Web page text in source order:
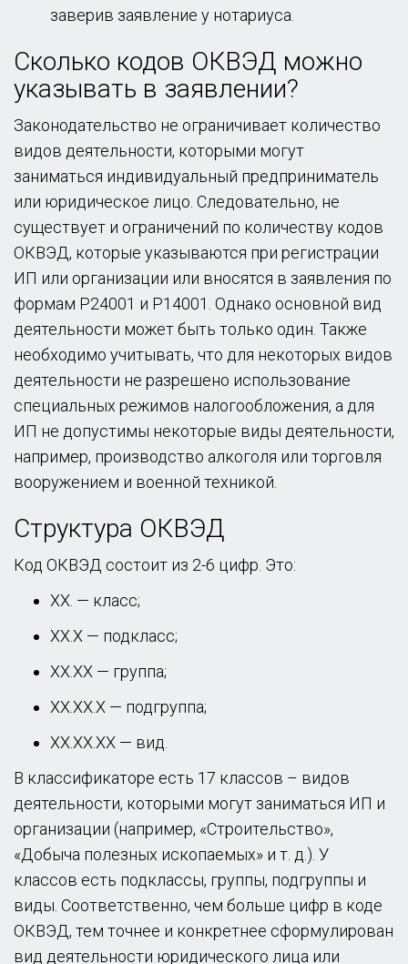
заверив заявление у нотариуса.
Сколько кодов ОКВЭД можно
указывать в заявлении?
Законодательство не ограничивает количество
видов деятельности, которыми могут
заниматься индивидуальный предприниматель
или юридическое лицо. Следовательно, не
существует и ограничений по количеству кодов
ОКВЭД, которые указываются при регистрации
ИП или организации или вносятся в заявления по
формам Р24001 и Р14001. Однако основной вид
деятельности может быть только один. Также
необходимо учитывать, что для некоторых видов
деятельности не разрешено использование
специальных режимов налогообложения, а для
ИП не допустимы некоторые виды деятельности,
например, производство алкоголя или торговля
вооружением и военной техникой.
Структура ОКВЭД
Код ОКВЭД состоит из 2-6 цифр. Это:
XX. — класс;
ХХ.Х — подкласс;
ХХ.ХХ — группа;
ХХ.ХХ.Х — подгруппа;
ХХ.ХХ.ХХ — вид.
В классификаторе есть 17 классов – видов
деятельности, которыми могут заниматься ИП и
организации (например, «Строительство»,
«Добыча полезных ископаемых» и т. д.). У
классов есть подклассы, группы, подгруппы и
виды. Соответственно, чем больше цифр в коде
ОКВЭД, тем точнее и конкретнее сформулирован
вид деятельности юридического лица или